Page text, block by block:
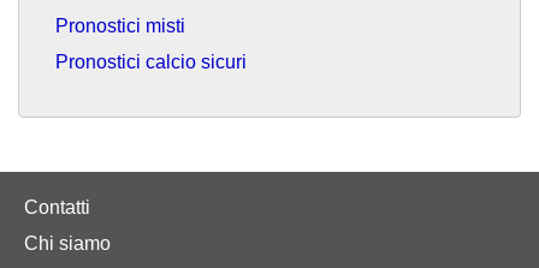
Pronostici misti
Pronostici calcio sicuri
Contatti
Chi siamo